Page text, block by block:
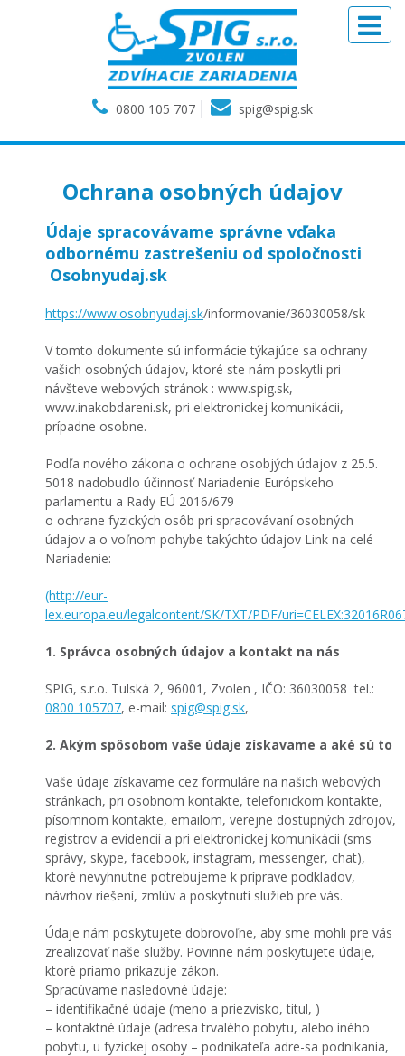
0800 105 707 spig@spig.sk
Ochrana osobných údajov
Údaje spracovávame správne vďaka
odbornému zastrešeniu od spoločnosti
Osobnyudaj.sk
https://www.osobnyudaj.sk/informovanie/36030058/sk
V tomto dokumente sú informácie týkajúce sa ochrany
vašich osobných údajov, ktoré ste nám poskytli pri
návšteve webových stránok : www.spig.sk,
www.inakobdareni.sk, pri elektronickej komunikácii,
prípadne osobne.
Podľa nového zákona o ochrane osobjých údajov z 25.5.
5018 nadobudlo účinnosť Nariadenie Európskeho
parlamentu a Rady EÚ 2016/679
o ochrane fyzických osôb pri spracovávaní osobných
údajov a o voľnom pohybe takýchto údajov Link na celé
Nariadenie:
(http://eur-
lex.europa.eu/legalcontent/SK/TXT/PDF/
1. Správca osobných údajov a kontakt na nás
SPIG, s.r.o. Tulská 2, 96001, Zvolen , IČO: 36030058 tel.:
0800 105707, e-mail: spig@spig.sk,
2. Akým spôsobom vaše údaje získavame a aké sú to
Vaše údaje získavame cez formuláre na našich webových
stránkach, pri osobnom kontakte, telefonickom kontakte,
písomnom kontakte, emailom, verejne dostupných zdrojov,
registrov a evidencií a pri elektronickej komunikácii (sms
správy, skype, facebook, instagram, messenger, chat),
ktoré nevyhnutne potrebujeme k príprave podkladov,
návrhov riešení, zmlúv a poskytnutí služieb pre vás.
Údaje nám poskytujete dobrovoľne, aby sme mohli pre vás
zrealizovať naše služby. Povinne nám poskytujete údaje,
ktoré priamo prikazuje zákon.
Spracúvame nasledovné údaje:
– identifikačné údaje (meno a priezvisko, titul, )
– kontaktné údaje (adresa trvalého pobytu, alebo iného
pobytu, u fyzickej osoby – podnikateľa adre-sa podnikania,